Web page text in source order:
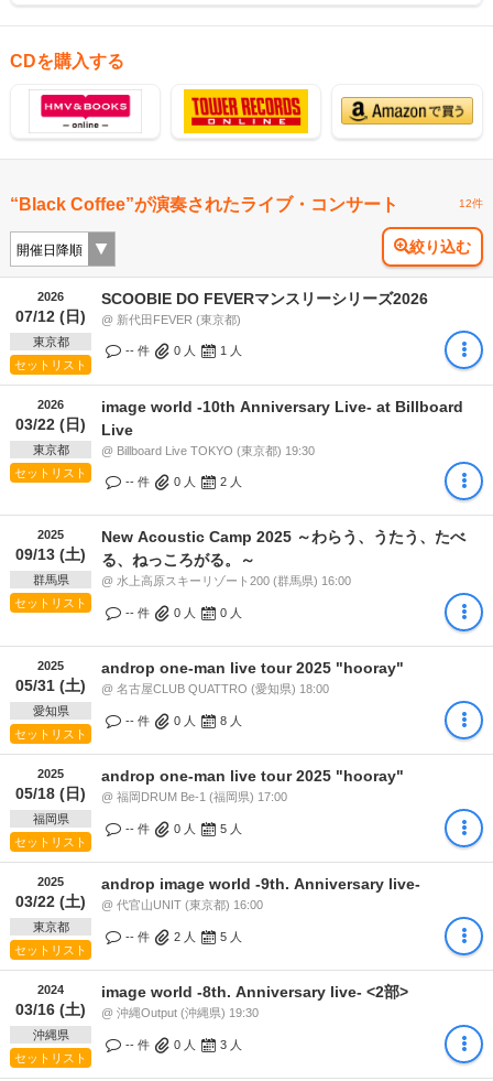
CDを購入する
“Black Coffee”が演奏されたライブ・コンサート 12件
絞り込む
2026
07/12 (日)
東京都
セットリスト
SCOOBIE DO FEVERマンスリーシリーズ2026
@ 新代田FEVER (東京都)
-- 件 0 人 1 人
2026
03/22 (日)
東京都
セットリスト
image world -10th Anniversary Live- at Billboard
Live
@ Billboard Live TOKYO (東京都) 19:30
-- 件 0 人 2 人
2025
09/13 (土)
群馬県
セットリスト
New Acoustic Camp 2025 ～わらう、うたう、たべ
る、ねっころがる。～
@ 水上高原スキーリゾート200 (群馬県) 16:00
-- 件 0 人 0 人
2025
05/31 (土)
愛知県
セットリスト
androp one-man live tour 2025 "hooray"
@ 名古屋CLUB QUATTRO (愛知県) 18:00
-- 件 0 人 8 人
2025
05/18 (日)
福岡県
セットリスト
androp one-man live tour 2025 "hooray"
@ 福岡DRUM Be-1 (福岡県) 17:00
-- 件 0 人 5 人
2025
03/22 (土)
東京都
セットリスト
androp image world -9th. Anniversary live-
@ 代官山UNIT (東京都) 16:00
-- 件 2 人 5 人
2024
03/16 (土)
沖縄県
セットリスト
image world -8th. Anniversary live- <2部>
@ 沖縄Output (沖縄県) 19:30
-- 件 0 人 3 人